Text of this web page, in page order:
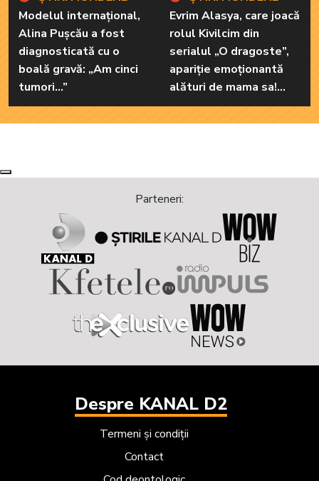
importantă persoană
din viața renumitei
actrițe
Next
Previous
Parteneri:
Despre KANAL D2
Termeni și condiții
Cod deontologic
Politica de confidențialitate
Regulamente
Comunicate de presă